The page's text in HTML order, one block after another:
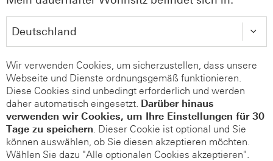
Wir verwenden Cookies, um sicherzustellen, dass unsere
Webseite und Dienste ordnungsgemäß funktionieren.
Diese Cookies sind unbedingt erforderlich und werden
daher automatisch eingesetzt. Darüber hinaus
verwenden wir Cookies, um Ihre Einstellungen für 30
Tage zu speichern. Dieser Cookie ist optional und Sie
können auswählen, ob Sie diesen akzeptieren möchten.
Wählen Sie dazu "Alle optionalen Cookies akzeptieren".